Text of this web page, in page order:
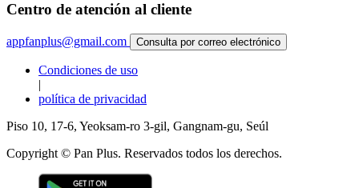
Centro de atención al cliente
appfanplus@gmail.com Consulta por correo electrónico
Condiciones de uso
|
política de privacidad
Piso 10, 17-6, Yeoksam-ro 3-gil, Gangnam-gu, Seúl
Copyright © Pan Plus. Reservados todos los derechos.